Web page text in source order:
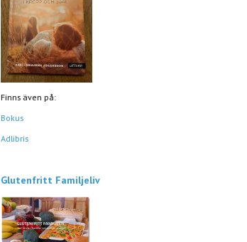
Finns även på:
Bokus
Adlibris
Glutenfritt Familjeliv